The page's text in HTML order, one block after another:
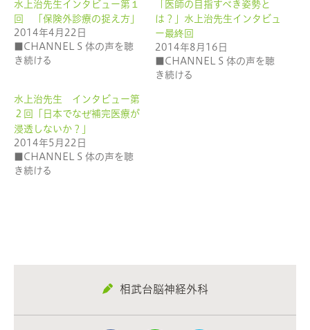
ィ
ン
ド
ウ
で
開
き
ま
く
だ
さ
い
(新
し
ウ
で
開
き
ま
す)
水上治先生インタビュー第１
回 「保険外診療の捉え方」
2014年4月22日
■CHANNEL S 体の声を聴
き続ける
「医師の目指すべき姿勢と
は？」水上治先生インタビュ
ー最終回
2014年8月16日
■CHANNEL S 体の声を聴
き続ける
水上治先生 インタビュー第
２回「日本でなぜ補完医療が
浸透しないか？」
2014年5月22日
■CHANNEL S 体の声を聴
き続ける
相武台脳神経外科